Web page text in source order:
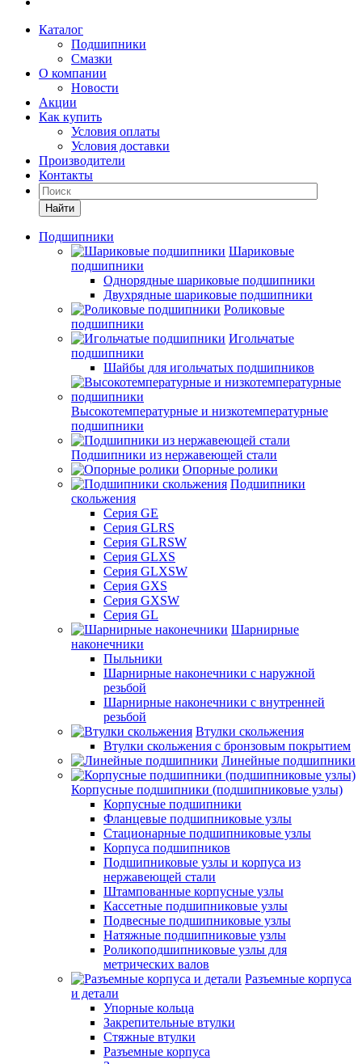
Каталог
Подшипники
Смазки
О компании
Новости
Акции
Как купить
Условия оплаты
Условия доставки
Производители
Контакты
Найти
Подшипники
Шариковые
подшипники
Однорядные шариковые подшипники
Двухрядные шариковые подшипники
Роликовые
подшипники
Игольчатые
подшипники
Шайбы для игольчатых подшипников
Высокотемпературные и низкотемпературные
подшипники
Подшипники из нержавеющей стали
Опорные ролики
Подшипники
скольжения
Серия GE
Серия GLRS
Серия GLRSW
Серия GLXS
Серия GLXSW
Серия GXS
Серия GXSW
Серия GL
Шарнирные
наконечники
Пыльники
Шарнирные наконечники с наружной
резьбой
Шарнирные наконечники с внутренней
резьбой
Втулки скольжения
Втулки скольжения с бронзовым покрытием
Линейные подшипники
Корпусные подшипники (подшипниковые узлы)
Корпусные подшипники
Фланцевые подшипниковые узлы
Стационарные подшипниковые узлы
Корпуса подшипников
Подшипниковые узлы и корпуса из
нержавеющей стали
Штампованные корпусные узлы
Кассетные подшипниковые узлы
Подвесные подшипниковые узлы
Натяжные подшипниковые узлы
Роликоподшипниковые узлы для
метрических валов
Разъемные корпуса
и детали
Упорные кольца
Закрепительные втулки
Стяжные втулки
Разъемные корпуса